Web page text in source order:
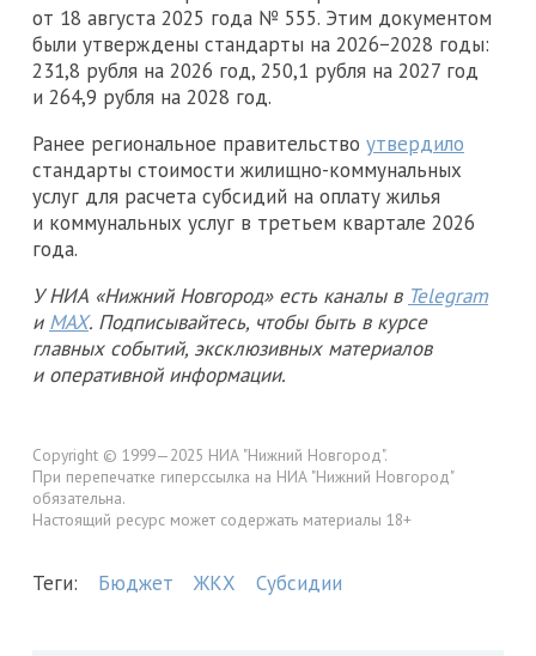
от 18 августа 2025 года № 555. Этим документом
были утверждены стандарты на 2026−2028 годы:
231,8 рубля на 2026 год, 250,1 рубля на 2027 год
и 264,9 рубля на 2028 год.
Ранее региональное правительство утвердило
стандарты стоимости жилищно-коммунальных
услуг для расчета субсидий на оплату жилья
и коммунальных услуг в третьем квартале 2026
года.
У НИА «Нижний Новгород» есть каналы в Telegram
и MAX. Подписывайтесь, чтобы быть в курсе
главных событий, эксклюзивных материалов
и оперативной информации.
Copyright © 1999—2025 НИА "Нижний Новгород".
При перепечатке гиперссылка на НИА "Нижний Новгород"
обязательна.
Настоящий ресурс может содержать материалы 18+
Теги: Бюджет ЖКХ Субсидии